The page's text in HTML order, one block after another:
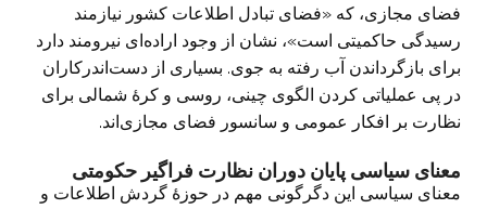
فضای مجازی، که «فضای تبادل اطلاعات کشور نیازمند
رسیدگی حاکمیتی است»، نشان از وجود اراده‌‌ای نیرومند دارد
برای بازگرداندن آب رفته به جوی. بسیاری از دست‌اندرکاران
در پی عملیاتی کردن الگوی چینی، روسی و کرهٔ شمالی برای
نظارت بر افکار عمومی و سانسور فضای مجازی‌اند.
معنای سیاسی پایان دوران نظارت فراگیر حکومتی
معنای سیاسی این دگرگونی مهم در حوزهٔ گردش اطلاعات و